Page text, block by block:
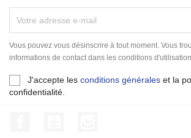
Vous pouvez vous désinscrire à tout moment. Vous
informations de contact dans les conditions
J'accepte les conditions générales et la
confidentialité.